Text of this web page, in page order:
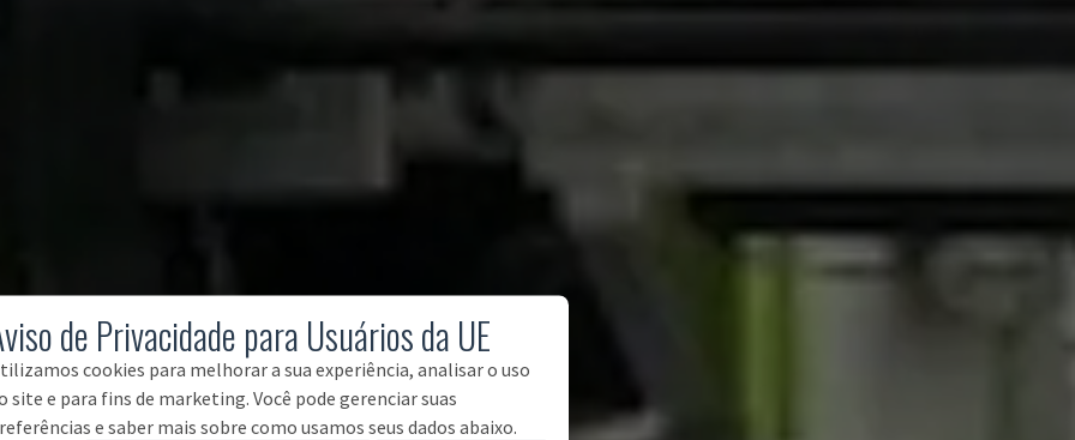
de Privacidade para Usuários da UE
cookies para melhorar a sua experiência, analisar o uso
site e para fins de marketing. Você pode gerenciar suas
e saber mais sobre como usamos seus dados abaixo.